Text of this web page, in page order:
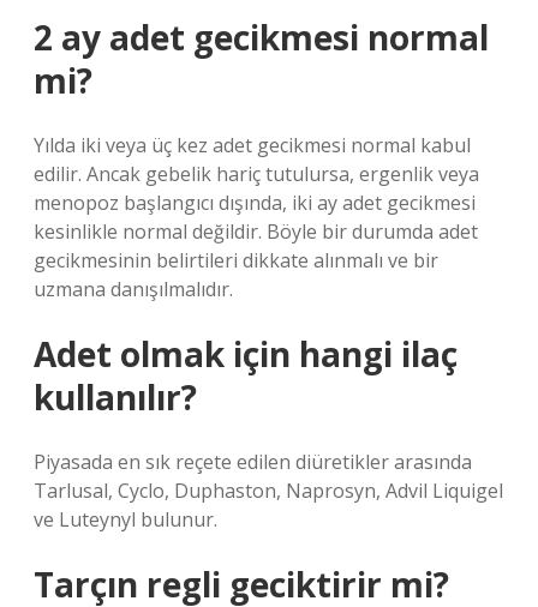
2 ay adet gecikmesi normal
mi?
Yılda iki veya üç kez adet gecikmesi normal kabul
edilir. Ancak gebelik hariç tutulursa, ergenlik veya
menopoz başlangıcı dışında, iki ay adet gecikmesi
kesinlikle normal değildir. Böyle bir durumda adet
gecikmesinin belirtileri dikkate alınmalı ve bir
uzmana danışılmalıdır.
Adet olmak için hangi ilaç
kullanılır?
Piyasada en sık reçete edilen diüretikler arasında
Tarlusal, Cyclo, Duphaston, Naprosyn, Advil Liquigel
ve Luteynyl bulunur.
Tarçın regli geciktirir mi?